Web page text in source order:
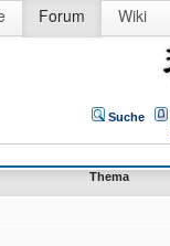
Forum Wiki
Suche
Thema